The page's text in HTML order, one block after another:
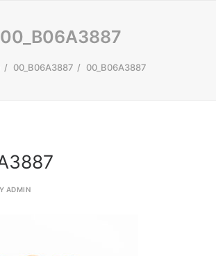
00_B06A3887
00_B06A3887 00_B06A3887
ADMIN